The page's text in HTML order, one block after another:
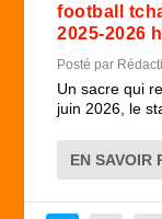
football
2025-2026
Posté par
Un sacre qui
juin 2026, le
EN SAVOIR